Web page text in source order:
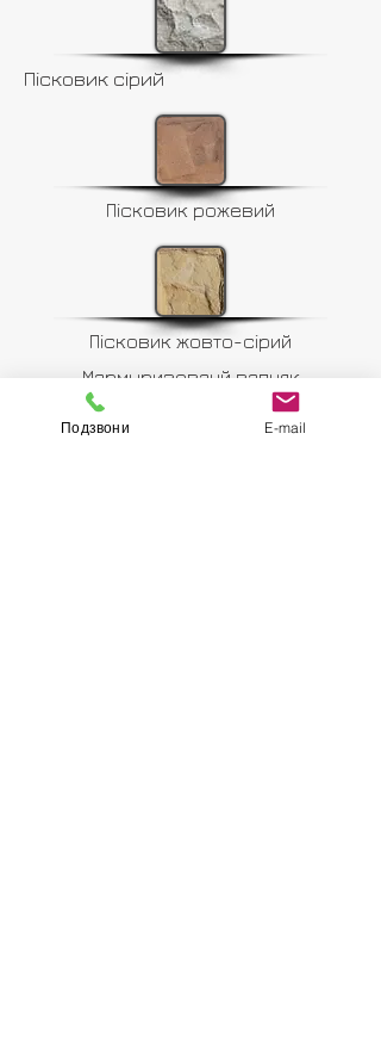
Пісковик сірий
Пісковик рожевий
Пісковик жовто-сірий
Мармуризованй вапняк
Подзвони E-mail